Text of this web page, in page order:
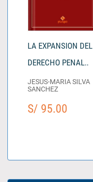
LA EXPANSION DEL
DERECHO PENAL..
JESUS-MARIA SILVA
SANCHEZ
S/ 95.00